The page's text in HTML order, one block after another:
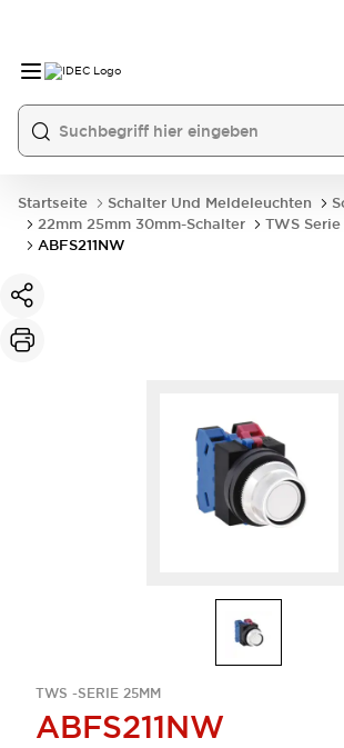
Startseite Schalter Und Meldeleuchten
22mm 25mm 30mm-Schalter
TWS
ABFS211NW
TWS -SERIE 25MM
ABFS211NW